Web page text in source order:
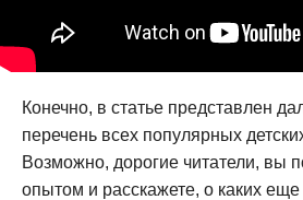
Конечно, в статье представлен
перечень всех популярных
Возможно, дорогие читатели, вы
опытом и расскажете, о каких